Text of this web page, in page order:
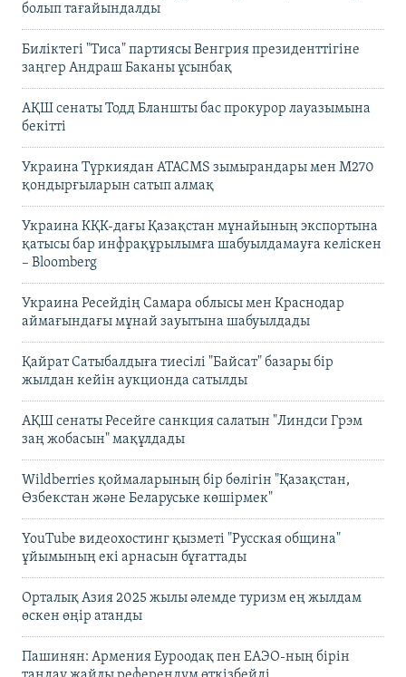
болып тағайындалды
Биліктегі "Тиса" партиясы Венгрия президенттігіне
заңгер Андраш Баканы ұсынбақ
АҚШ сенаты Тодд Бланшты бас прокурор лауазымына
бекітті
Украина Түркиядан ATACMS зымырандары мен M270
қондырғыларын сатып алмақ
Украина КҚК-дағы Қазақстан мұнайының экспортына
қатысы бар инфрақұрылымға шабуылдамауға келіскен
– Bloomberg
Украина Ресейдің Самара облысы мен Краснодар
аймағындағы мұнай зауытына шабуылдады
Қайрат Сатыбалдыға тиесілі "Байсат" базары бір
жылдан кейін аукционда сатылды
АҚШ сенаты Ресейге санкция салатын "Линдси Грэм
заң жобасын" мақұлдады
Wildberries қоймаларының бір бөлігін "Қазақстан,
Өзбекстан және Беларуське көшірмек"
YouTube видеохостинг қызметі "Русская община"
ұйымының екі арнасын бұғаттады
Орталық Азия 2025 жылы әлемде туризм ең жылдам
өскен өңір атанды
Пашинян: Армения Еуроодақ пен ЕАЭО-ның бірін